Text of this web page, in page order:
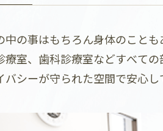
中の事はもちろん身体のこと
療室、歯科診療室などすべて
バシーが守られた空間で安心し